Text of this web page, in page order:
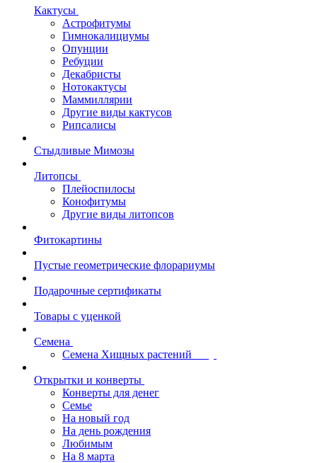
Кактусы
Астрофитумы
Гимнокалициумы
Опунции
Ребуции
Декабристы
Нотокактусы
Маммиллярии
Другие виды кактусов
Рипсалисы
Стыдливые Мимозы
Литопсы
Плейоспилосы
Конофитумы
Другие виды литопсов
Фитокартины
Пустые геометрические флорариумы
Подарочные сертификаты
Товары с уценкой
Семена
Семена Хищных растений
Открытки и конверты
Конверты для денег
Семье
На новый год
На день рождения
Любимым
На 8 марта